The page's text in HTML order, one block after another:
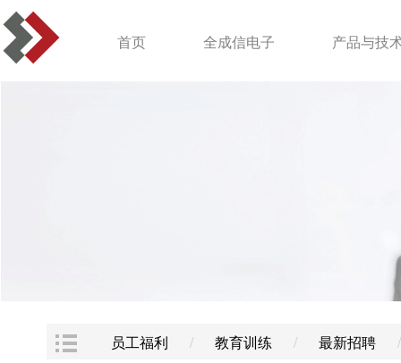
首页 全成信电子 产品与技
员工福利 / 教育训练 / 最新招聘 /